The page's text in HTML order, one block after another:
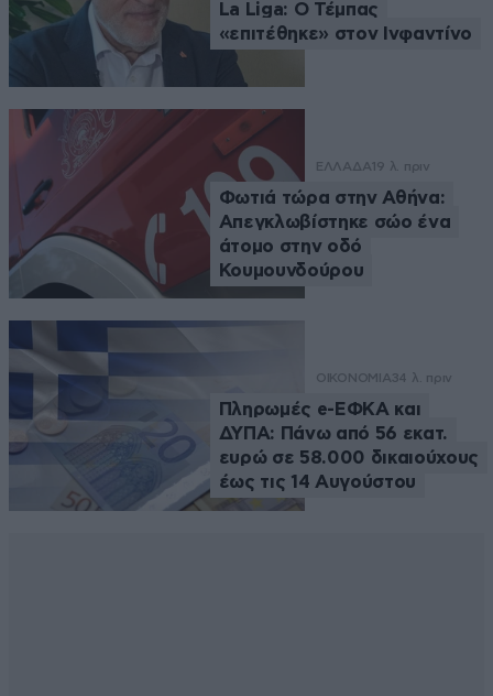
La Liga: Ο Τέμπας
«επιτέθηκε» στον Ινφαντίνο
ΕΛΛΑΔΑ 19 λ. πριν
Φωτιά τώρα στην Αθήνα:
Απεγκλωβίστηκε σώο ένα
άτομο στην οδό
Κουμουνδούρου
ΟΙΚΟΝΟΜΙΑ34 λ. πριν
Πληρωμές e-ΕΦΚΑ και
ΔΥΠΑ: Πάνω από 56 εκατ.
ευρώ σε 58.000 δικαιούχους
έως τις 14 Αυγούστου